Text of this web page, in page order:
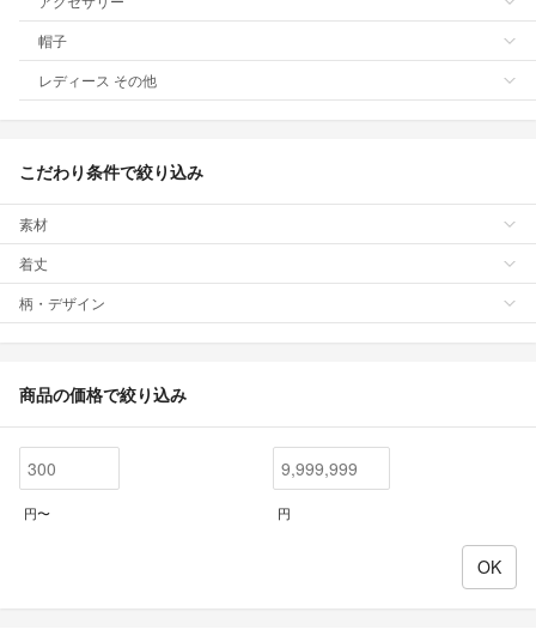
帽子
レディース その他
こだわり条件で絞り込み
素材
着丈
柄・デザイン
商品の価格で絞り込み
円〜 円